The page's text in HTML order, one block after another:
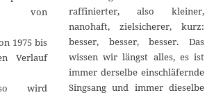
von
1975 bis
Verlauf
so wird
raffinierter, also kleiner,
nanohaft, zielsicherer, kurz:
besser, besser, besser. Das
wissen wir längst alles, es ist
immer derselbe einschläfernde
Singsang und immer dieselbe